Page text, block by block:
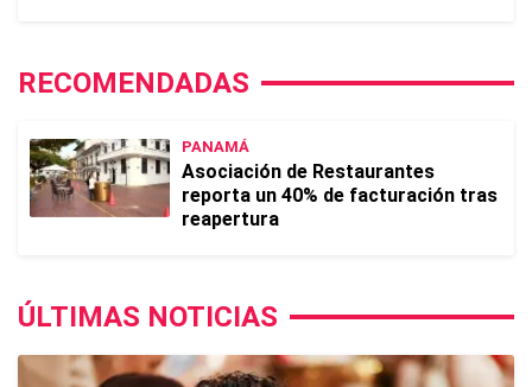
RECOMENDADAS
PANAMÁ
Asociación de Restaurantes
reporta un 40% de facturación tras
reapertura
ÚLTIMAS NOTICIAS